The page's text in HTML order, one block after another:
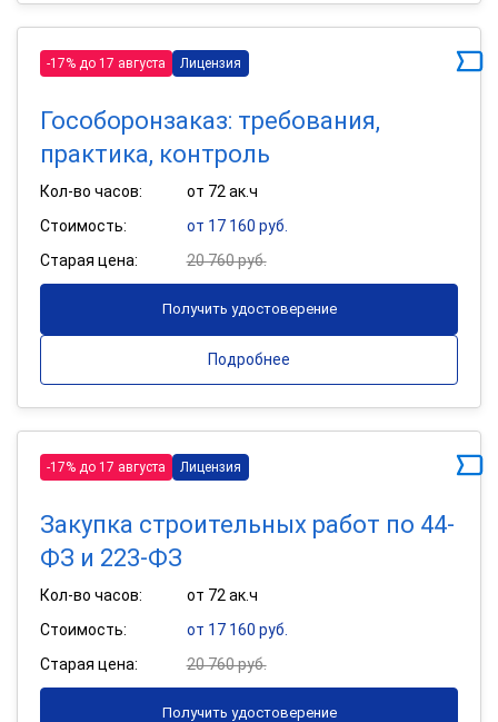
-17% до 17 августа Лицензия
Гособоронзаказ: требования,
практика, контроль
Кол-во часов:
от 72 ак.ч
Стоимость:
от 17 160 руб.
Старая цена:
20 760 руб.
Получить удостоверение
Подробнее
-17% до 17 августа Лицензия
Закупка строительных работ по 44-
ФЗ и 223-ФЗ
Кол-во часов:
от 72 ак.ч
Стоимость:
от 17 160 руб.
Старая цена:
20 760 руб.
Получить удостоверение